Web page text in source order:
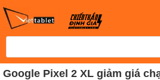
Google Pixel 2 XL giảm giá